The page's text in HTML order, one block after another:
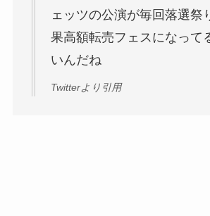
ェッツの公演が毎回落選祭
果高額転売フェスになって
いんだね
Twitterより引用